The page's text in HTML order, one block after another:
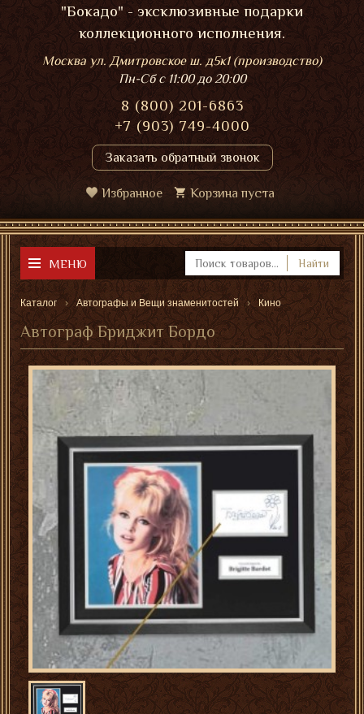
"Бокадо" - эксклюзивные подарки
коллекционного исполнения.
Москва ул. Дмитровское ш. д5к1 (производство)
Пн-Сбс 11:00 до 20:00
8 (800) 201-6863
+7 (903) 749-4000
Заказать обратный звонок
Избранное Корзина пуста
МЕНЮ Найти
Каталог Автографы и Вещи знаменитостей Кино
Автограф Бриджит Бордо